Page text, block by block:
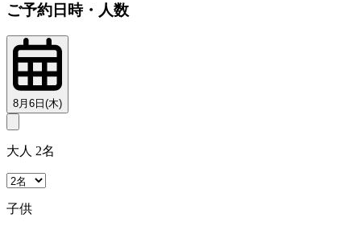
ご予約日時・人数
8月6日(木)
大人 2名
子供